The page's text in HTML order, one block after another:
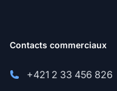
Contacts commerciaux
+421 2 33 456 826